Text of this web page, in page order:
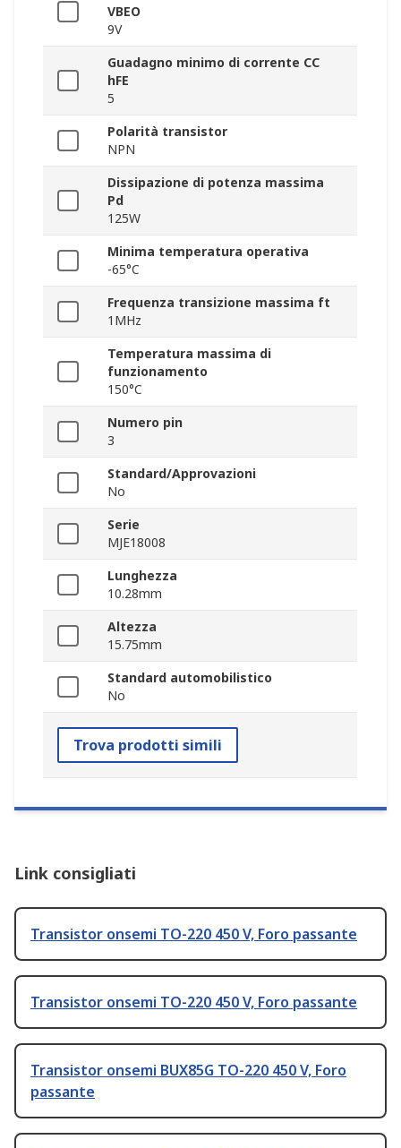
VBEO
9V
Guadagno minimo di corrente CC
hFE
5
Polarità transistor
NPN
Dissipazione di potenza massima
Pd
125W
Minima temperatura operativa
-65°C
Frequenza transizione massima ft
1MHz
Temperatura massima di
funzionamento
150°C
Numero pin
3
Standard/Approvazioni
No
Serie
MJE18008
Lunghezza
10.28mm
Altezza
15.75mm
Standard automobilistico
No
Trova prodotti simili
Link consigliati
Transistor onsemi TO-220 450 V, Foro passante
Transistor onsemi TO-220 450 V, Foro passante
Transistor onsemi BUX85G TO-220 450 V, Foro
passante